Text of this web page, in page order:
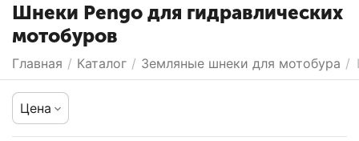
Шнеки Pengo для гидравлических
мотобуров
Главная / Каталог / Земляные шнеки для мотобура /
Цена